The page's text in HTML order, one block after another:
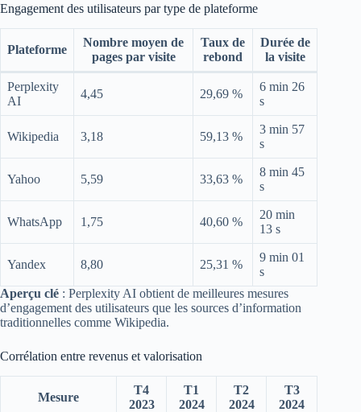
Engagement des utilisateurs par type de plateforme
Plateforme
Nombre moyen de
pages par visite
Taux de
rebond
Durée de
la visite
Perplexity
AI
4,45 29,69 %
6 min 26
s
Wikipedia 3,18 59,13 %
3 min 57
s
Yahoo 5,59 33,63 %
8 min 45
s
WhatsApp 1,75 40,60 %
20 min
13 s
Yandex 8,80 25,31 %
9 min 01
s
Aperçu clé : Perplexity AI obtient de meilleures mesures
d’engagement des utilisateurs que les sources d’information
traditionnelles comme Wikipedia.
Corrélation entre revenus et valorisation
Mesure
T4
2023
T1
2024
T2
2024
T3
2024